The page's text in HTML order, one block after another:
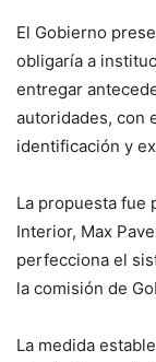
El Gobierno
obligaría a
entregar
autoridades, con
identificación y
La propuesta fue
Interior, Max
perfecciona el
la comisión de
La medida